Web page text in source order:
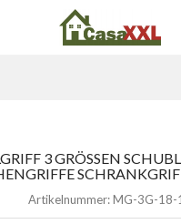
3 GRÖSSEN
Artikelnummer:MG-3G-18-